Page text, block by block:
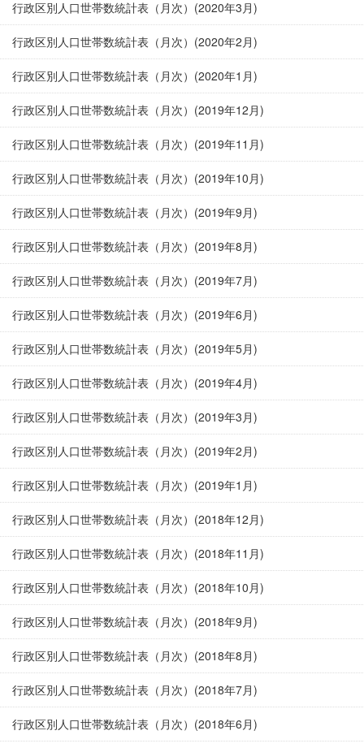
行政区別人口世帯数統計表（月次）(2020年3月)
行政区別人口世帯数統計表（月次）(2020年2月)
行政区別人口世帯数統計表（月次）(2020年1月)
行政区別人口世帯数統計表（月次）(2019年12月)
行政区別人口世帯数統計表（月次）(2019年11月)
行政区別人口世帯数統計表（月次）(2019年10月)
行政区別人口世帯数統計表（月次）(2019年9月)
行政区別人口世帯数統計表（月次）(2019年8月)
行政区別人口世帯数統計表（月次）(2019年7月)
行政区別人口世帯数統計表（月次）(2019年6月)
行政区別人口世帯数統計表（月次）(2019年5月)
行政区別人口世帯数統計表（月次）(2019年4月)
行政区別人口世帯数統計表（月次）(2019年3月)
行政区別人口世帯数統計表（月次）(2019年2月)
行政区別人口世帯数統計表（月次）(2019年1月)
行政区別人口世帯数統計表（月次）(2018年12月)
行政区別人口世帯数統計表（月次）(2018年11月)
行政区別人口世帯数統計表（月次）(2018年10月)
行政区別人口世帯数統計表（月次）(2018年9月)
行政区別人口世帯数統計表（月次）(2018年8月)
行政区別人口世帯数統計表（月次）(2018年7月)
行政区別人口世帯数統計表（月次）(2018年6月)